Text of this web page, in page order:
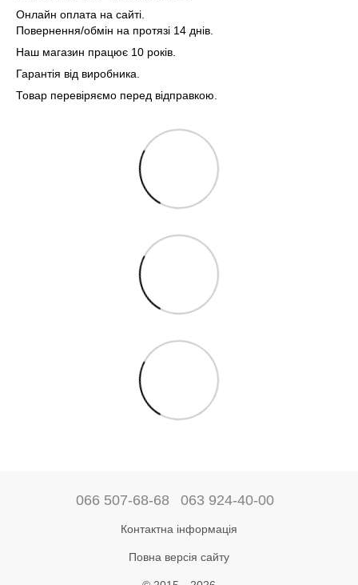
Онлайн оплата на сайті.
Повернення/обмін на протязі 14 днів.
Наш магазин працює 10 років.
Гарантія від виробника.
Товар перевіряємо перед відправкою.
066 507-68-68 063 924-40-00
Контактна інформація
Повна версія сайту